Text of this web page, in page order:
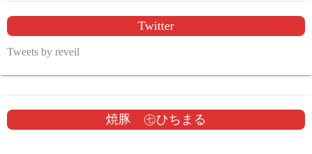
Twitter
Tweets by reveil
焼豚 ㊆ひちまる